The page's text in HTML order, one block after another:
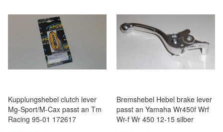
Kupplungshebel clutch lever
Mg-Sport/M-Cax passt an Tm
Racing 95-01 172617
Bremshebel Hebel brake lever
passt an Yamaha Wr450f Wrf
Wr-f Wr 450 12-15 silber